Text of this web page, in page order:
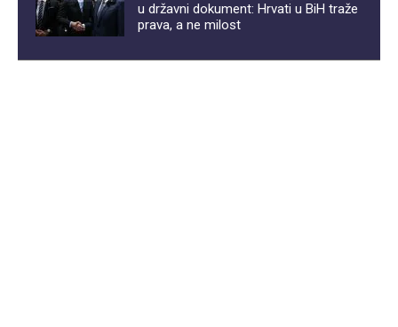
u državni dokument: Hrvati u BiH traže
prava, a ne milost